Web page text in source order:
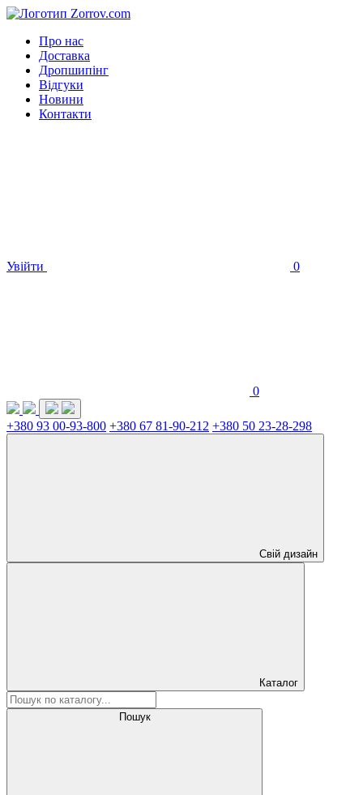
Про нас
Доставка
Дропшипінг
Відгуки
Новини
Контакти
Увійти 0
0
+380 93 00-93-800 +380 67 81-90-212 +380 50 23-28-298
Свій дизайн
Каталог
Пошук